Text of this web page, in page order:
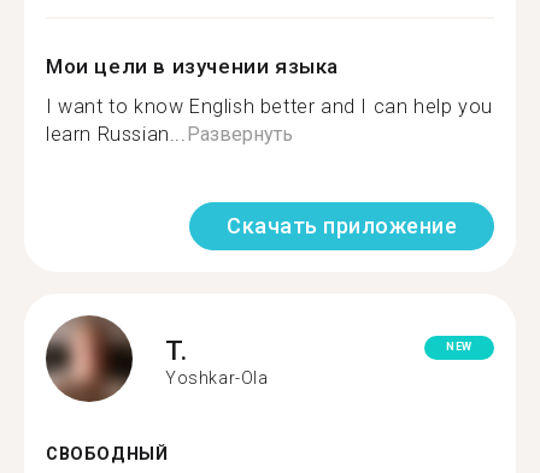
Мои цели в изучении языка
I want to know English better and I can help you
learn Russian...Развернуть
Скачать приложение
T.
Yoshkar-Ola
NEW
СВОБОДНЫЙ